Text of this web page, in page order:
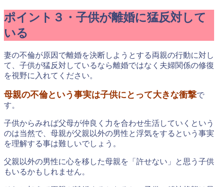
ポイント３・子供が離婚に猛反対して
いる
妻の不倫が原因で離婚を決断しようとする両親の行動に対し
て、子供が猛反対しているなら離婚ではなく夫婦関係の修復
を視野に入れてください。
母親の不倫という事実は子供にとって大きな衝撃で
す。
子供からみれば父母が仲良く力を合わせ生活していくという
のは当然で、母親が父親以外の男性と浮気をするという事実
を理解する事は難しいでしょう。
父親以外の男性に心を移した母親を「許せない」と思う子供
もいるかもしれません。